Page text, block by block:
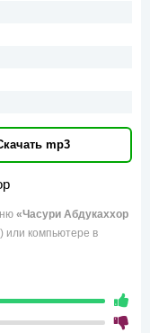
mp3
«Часури Абдукаххор
или компьютере в